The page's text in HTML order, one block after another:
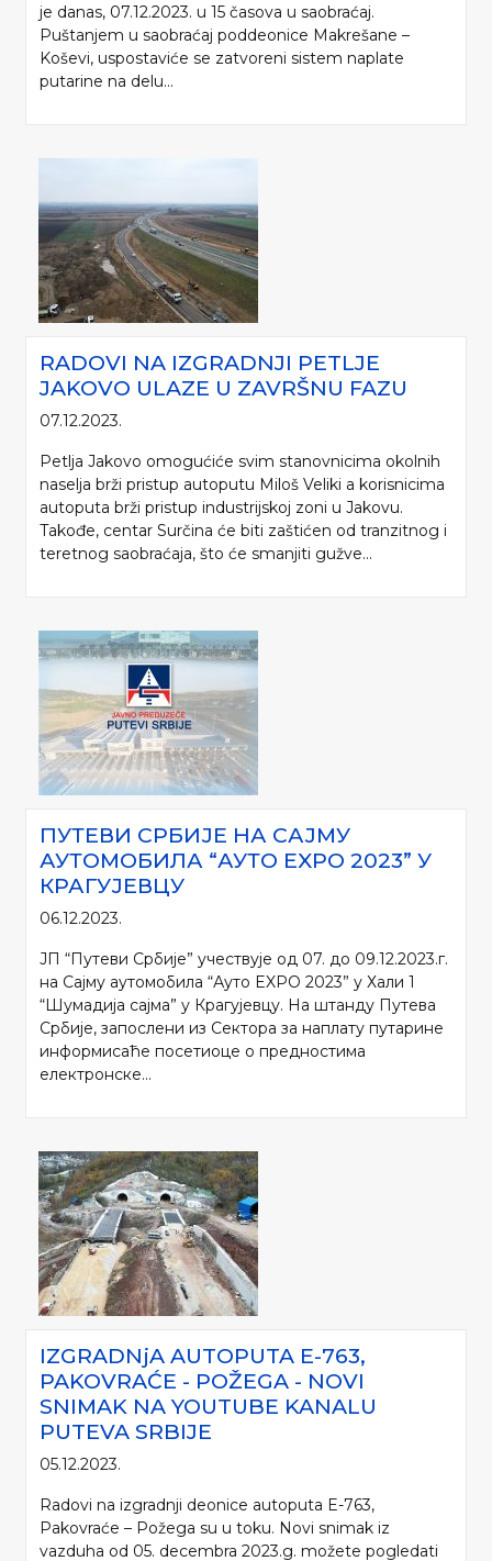
je danas, 07.12.2023. u 15 časova u saobraćaj.
Puštanjem u saobraćaj poddeonice Makrešane –
Koševi, uspostaviće se zatvoreni sistem naplate
putarine na delu...
RADOVI NA IZGRADNJI PETLJE
JAKOVO ULAZE U ZAVRŠNU FAZU
07.12.2023.
Petlja Jakovo omogućiće svim stanovnicima okolnih
naselja brži pristup autoputu Miloš Veliki a korisnicima
autoputa brži pristup industrijskoj zoni u Jakovu.
Takođe, centar Surčina će biti zaštićen od tranzitnog i
teretnog saobraćaja, što će smanjiti gužve...
ПУТЕВИ СРБИЈЕ НА САЈМУ
АУТОМОБИЛА “АУТО EXPO 2023” У
КРАГУЈЕВЦУ
06.12.2023.
ЈП “Путеви Србије” учествује од 07. до 09.12.2023.г.
на Сајму аутомобила “Ауто EXPO 2023” у Хали 1
“Шумадија сајма” у Крагујевцу. На штанду Путева
Србије, запослени из Сектора за наплату путарине
информисаће посетиоце о предностима
електронске...
IZGRADNjA AUTOPUTA E-763,
PAKOVRAĆE - POŽEGA - NOVI
SNIMAK NA YOUTUBE KANALU
PUTEVA SRBIJE
05.12.2023.
Radovi na izgradnji deonice autoputa E-763,
Pakovraće – Požega su u toku. Novi snimak iz
vazduha od 05. decembra 2023.g. možete pogledati